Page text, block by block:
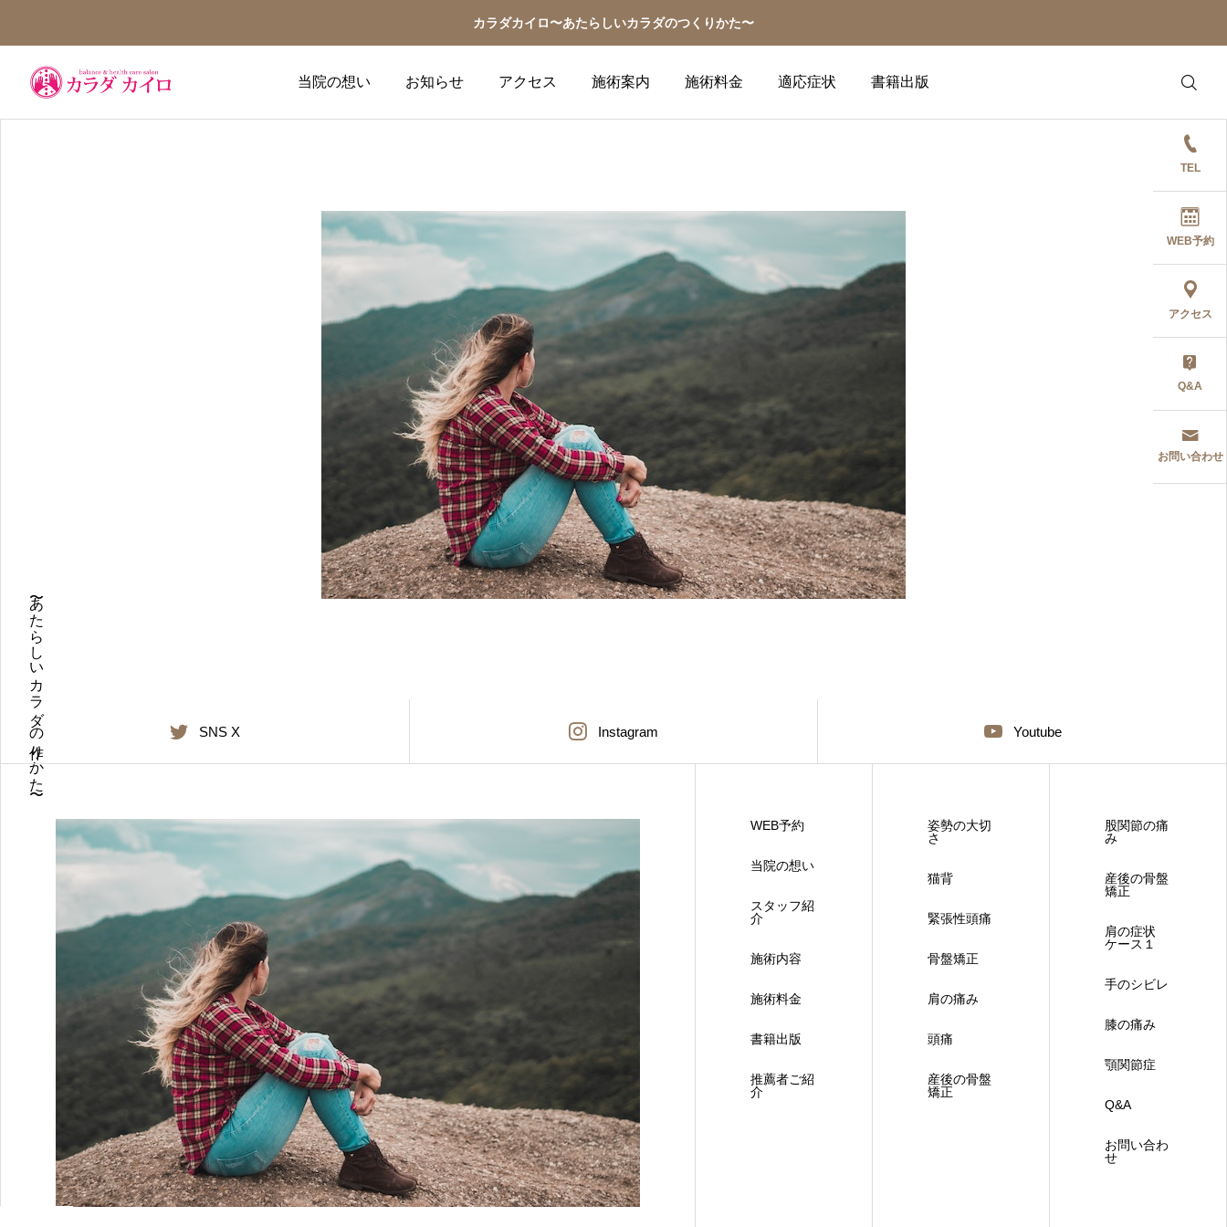
カラダカイロ〜あたらしいカラダのつくりかた〜
当院の想い お知らせ アクセス 施術案内 施術料金 適応症状 書籍出版
〜あたらしいカラダの作りかた〜
TEL
WEB予約
アクセス
Q&A
お問い合わせ
SNS X Instagram Youtube
WEB予約
当院の想い
スタッフ紹
介
施術内容
施術料金
書籍出版
推薦者ご紹
介
姿勢の大切
さ
猫背
緊張性頭痛
骨盤矯正
肩の痛み
頭痛
産後の骨盤
矯正
股関節の痛
み
産後の骨盤
矯正
肩の症状
ケース１
手のシビレ
膝の痛み
顎関節症
Q&A
お問い合わ
せ